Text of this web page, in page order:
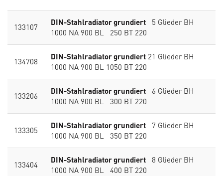
133107 DIN-Stahlradiator grundiert 5 Glieder BH
1000 NA 900 BL 250 BT 220
134708 DIN-Stahlradiator grundiert 21 Glieder BH
1000 NA 900 BL 1050 BT 220
133206 DIN-Stahlradiator grundiert 6 Glieder BH
1000 NA 900 BL 300 BT 220
133305 DIN-Stahlradiator grundiert 7 Glieder BH
1000 NA 900 BL 350 BT 220
133404 DIN-Stahlradiator grundiert 8 Glieder BH
1000 NA 900 BL 400 BT 220